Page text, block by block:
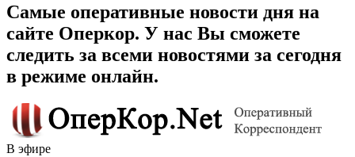
Самые оперативные новости дня на
сайте Оперкор. У нас Вы сможете
следить за всеми новостями за сегодня
в режиме онлайн.
В эфире